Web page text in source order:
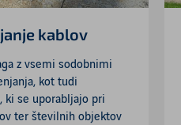
kablov
z vsemi sodobnimi
kot tudi
ki se uporabljajo pri
ter številnih objektov